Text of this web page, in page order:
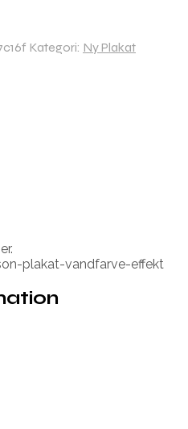
Kategori: Ny Plakat
plakat-vandfarve-effekt